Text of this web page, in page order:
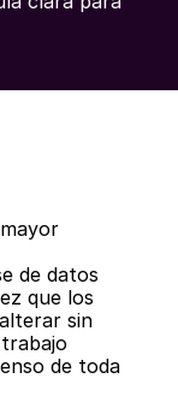
de datos
que los
sin
de toda